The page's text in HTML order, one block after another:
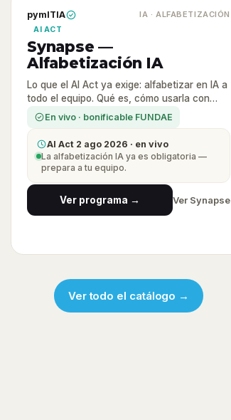
pymITIA IA · ALFABETIZACIÓN
AI ACT
Synapse —
Alfabetización IA
Lo que el AI Act ya exige: alfabetizar en IA a
todo el equipo. Qué es, cómo usarla con
criterio y sin riesgos.
En vivo · bonificable FUNDAE
AI Act 2 ago 2026 · en vivo
La alfabetización IA ya es obligatoria —
prepara a tu equipo.
Ver programa → Ver Synapse
Ver todo el catálogo →